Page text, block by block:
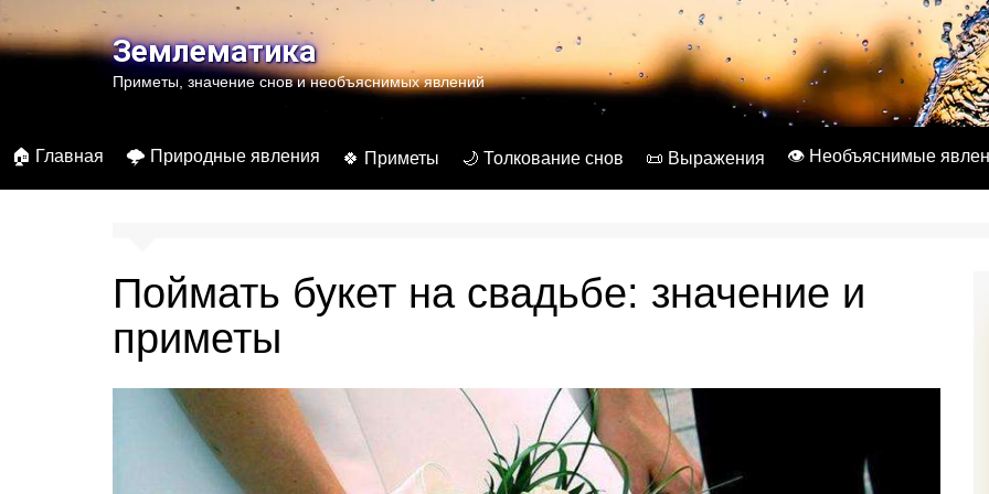
к
содержимомуЗемлематика
Приметы, значение снов и необъяснимых явлений
🏠 Главная 🌩️ Природные явления 🍀 Приметы 🌙 Толкование снов 📜 Выражения 👁️ Необъяснимые
Поймать букет на свадьбе: значение и
приметы